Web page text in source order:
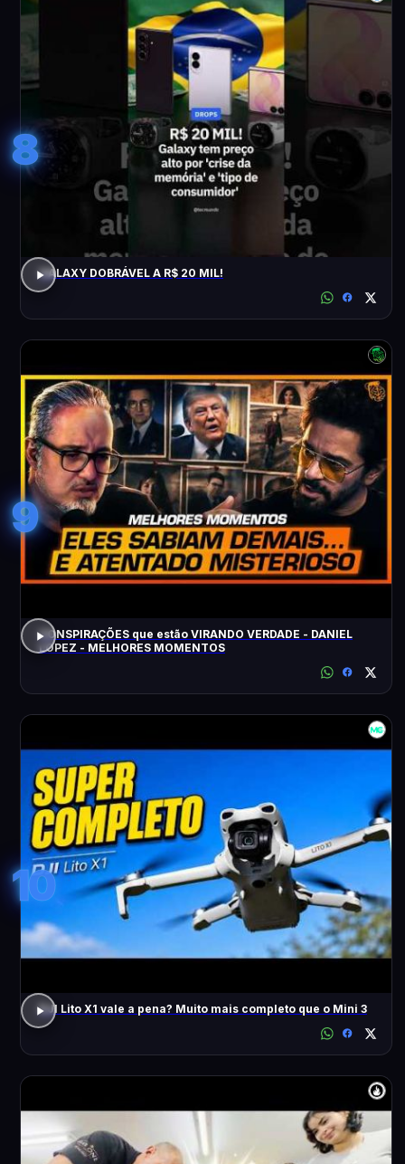
8
GALAXY DOBRÁVEL A R$ 20 MIL!
9
CONSPIRAÇÕES que estão VIRANDO VERDADE - DANIEL
LOPEZ - MELHORES MOMENTOS
10
DJI Lito X1 vale a pena? Muito mais completo que o Mini 3